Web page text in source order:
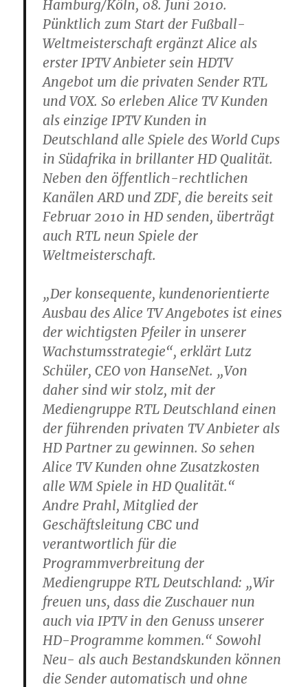
Hamburg/Köln, 08. Juni 2010.
Pünktlich zum Start der Fußball-
Weltmeisterschaft ergänzt Alice als
erster IPTV Anbieter sein HDTV
Angebot um die privaten Sender RTL
und VOX. So erleben Alice TV Kunden
als einzige IPTV Kunden in
Deutschland alle Spiele des World Cups
in Südafrika in brillanter HD Qualität.
Neben den öffentlich-rechtlichen
Kanälen ARD und ZDF, die bereits seit
Februar 2010 in HD senden, überträgt
auch RTL neun Spiele der
Weltmeisterschaft.
„Der konsequente, kundenorientierte
Ausbau des Alice TV Angebotes ist eines
der wichtigsten Pfeiler in unserer
Wachstumsstrategie“, erklärt Lutz
Schüler, CEO von HanseNet. „Von
daher sind wir stolz, mit der
Mediengruppe RTL Deutschland einen
der führenden privaten TV Anbieter als
HD Partner zu gewinnen. So sehen
Alice TV Kunden ohne Zusatzkosten
alle WM Spiele in HD Qualität.“
Andre Prahl, Mitglied der
Geschäftsleitung CBC und
verantwortlich für die
Programmverbreitung der
Mediengruppe RTL Deutschland: „Wir
freuen uns, dass die Zuschauer nun
auch via IPTV in den Genuss unserer
HD-Programme kommen.“ Sowohl
Neu- als auch Bestandskunden können
die Sender automatisch und ohne